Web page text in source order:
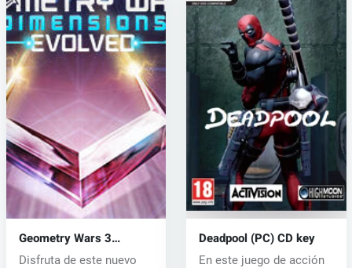
Geometry Wars 3
Dimensions (PC) CD key
Disfruta de este nuevo
Deadpool (PC) CD key
En este juego de acción